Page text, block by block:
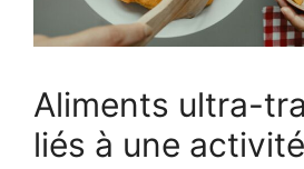
Aliments ultra-
liés à une